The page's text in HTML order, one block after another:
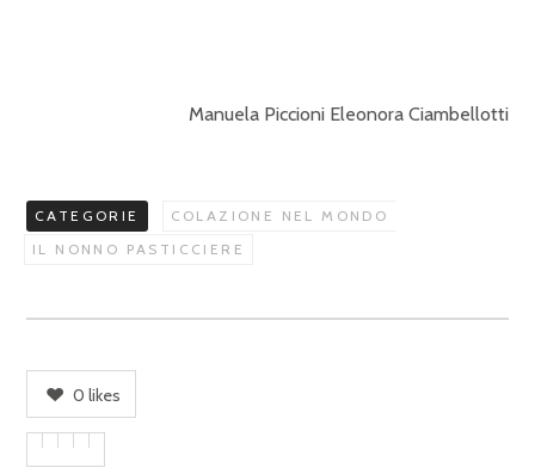
Manuela Piccioni Eleonora Ciambellotti
CATEGORIE
COLAZIONE NEL MONDO
IL NONNO PASTICCIERE
0 likes